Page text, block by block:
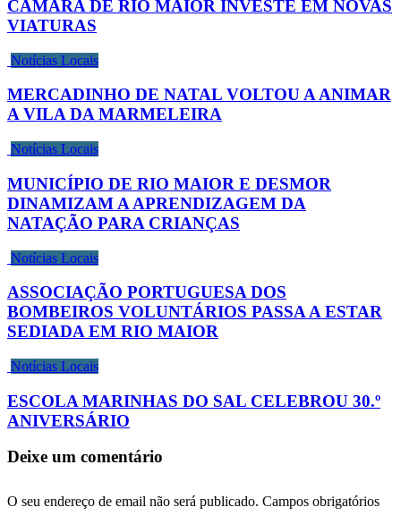
CÂMARA DE RIO MAIOR INVESTE EM NOVAS
VIATURAS
Notícias Locais
MERCADINHO DE NATAL VOLTOU A ANIMAR
A VILA DA MARMELEIRA
Notícias Locais
MUNICÍPIO DE RIO MAIOR E DESMOR
DINAMIZAM A APRENDIZAGEM DA
NATAÇÃO PARA CRIANÇAS
Notícias Locais
ASSOCIAÇÃO PORTUGUESA DOS
BOMBEIROS VOLUNTÁRIOS PASSA A ESTAR
SEDIADA EM RIO MAIOR
Notícias Locais
ESCOLA MARINHAS DO SAL CELEBROU 30.º
ANIVERSÁRIO
Deixe um comentário
O seu endereço de email não será publicado. Campos obrigatórios